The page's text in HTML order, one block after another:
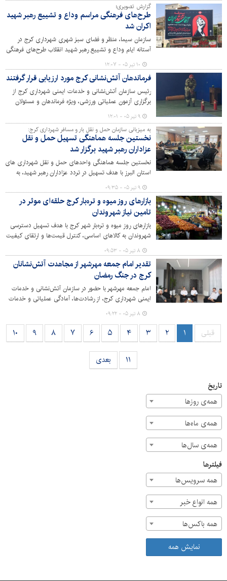
گزارش تصویری؛
طرح‌های فرهنگی مراسم وداع و تشییع رهبر شهید
اکران شد
سازمان سیما، منظر و فضای سبز شهری شهرداری کرج در
آستانه ایام وداع و تشییع رهبر شهید انقلاب طرح‌های فرهنگی
متناسب را در شهر کرج اکران کرد.
۱۰ تیر ۰۵ - ۱۲:۰۷
فرماندهان آتش‌نشانی کرج مورد ارزیابی قرار گرفتند
رئیس سازمان آتش‌نشانی و خدمات ایمنی شهرداری کرج از
برگزاری آزمون عملیاتی ورزشی، ویژه فرماندهان و مسئولان
شیفت خبر داد.
۹ تیر ۰۵ - ۱۲:۰۱
به میزبانی سازمان حمل و نقل بار و مسافر شهرداری کرج:
نخستین جلسه هماهنگی تسهیل حمل و نقل
عزاداران رهبر شهید برگزار شد
نخستین جلسه هماهنگی واحدهای حمل و نقل شهرداری های
استان البرز با هدف تسهیل در تردد عزاداران رهبر شهید، به
میزبانی سازمان حمل و نقل بار و مسافر شهرداری کرج برگزار
شد.
۹ تیر ۰۵ - ۰۹:۳۵
بازارهای روز میوه و تره‌بار کرج حلقه‌ای موثر در
تامین نیاز شهروندان
بازارهای روز میوه و تره‌بار شهر کرج با هدف تسهیل دسترسی
شهروندان به کالاهای اساسی، کنترل قیمت‌ها و ارتقای کیفیت
عرضه محصولات، نقش مهمی در تنظیم بازار و حمایت از
مصرف کنندگان دارد.
۸ تیر ۰۵ - ۰۹:۵۳
تقدیر امام جمعه مهرشهر از مجاهدت آتش‌نشانان
کرج در جنگ رمضان
امام جمعه مهرشهر با حضور در سازمان آتش‌نشانی و خدمات
ایمنی شهرداری کرج، از رشادت‌ها، آمادگی عملیاتی و خدمات
شبانه‌روزی آتش‌نشانان در جریان جنگ رمضان قدردانی کرد.
۸ تیر ۰۵ - ۰۹:۲۲
قبلی ۱ ۲ ۳ ۴ ۵ ۶ ۷ ۸ ۹ ۱۰
۱۱ بعدی
تاریخ
همه‌ی روزها
همه‌ی ماه‌ها
همه‌ی سال‌ها
فیلترها
همه سرویس‌ها
همه انواع خبر
همه باکس‌ها
نمایش همه